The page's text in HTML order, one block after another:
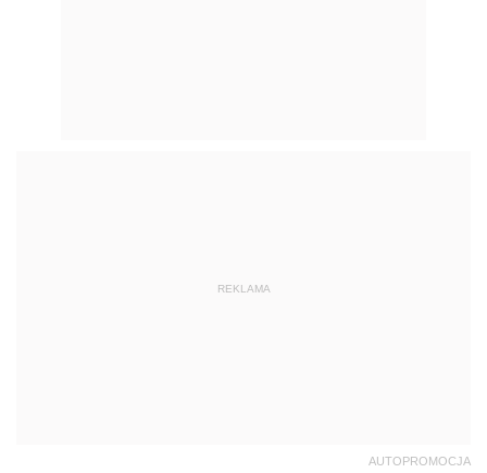
REKLAMA
AUTOPROMOCJA